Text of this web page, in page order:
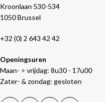
Kroonlaan 530-534
1050 Brussel
+32 (0) 2 643 42 42
Openingsuren
Maan- > vrijdag: 8u30 - 17u00
Zater- & zondag: gesloten